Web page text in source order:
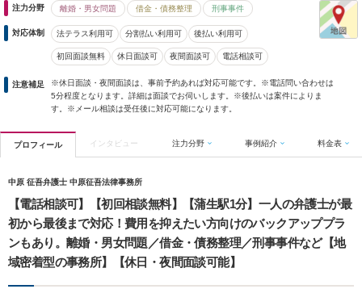
注力分野 離婚・男女問題 借金・債務整理 刑事事件
対応体制 法テラス利用可 分割払い利用可 後払い利用可
初回面談無料 休日面談可 夜間面談可 電話相談可
注意補足
※休日面談・夜間面談は、事前予約あれば対応可能です。※電話問い合わせは
5分程度となります。詳細は面談でお伺いします。※後払いは案件によりま
す。※メール相談は受任後に対応可能になります。
プロフィール インタビュー 注力分野 事例紹介 料金表
中原 征吾弁護士 中原征吾法律事務所
【電話相談可】【初回相談無料】【蒲生駅1分】一人の弁護士が最
初から最後まで対応！費用を抑えたい方向けのバックアッププラ
ンもあり。離婚・男女問題／借金・債務整理／刑事事件など【地
域密着型の事務所】【休日・夜間面談可能】